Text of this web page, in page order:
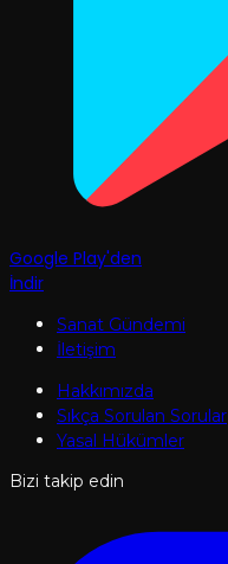
Google Play'den
İndir
Sanat Gündemi
İletişim
Hakkımızda
Sıkça Sorulan Sorular
Yasal Hükümler
Bizi takip edin